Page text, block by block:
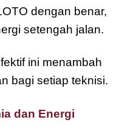
dengan benar,
setengah jalan.
ini menambah
bagi setiap teknisi.
dan Energi